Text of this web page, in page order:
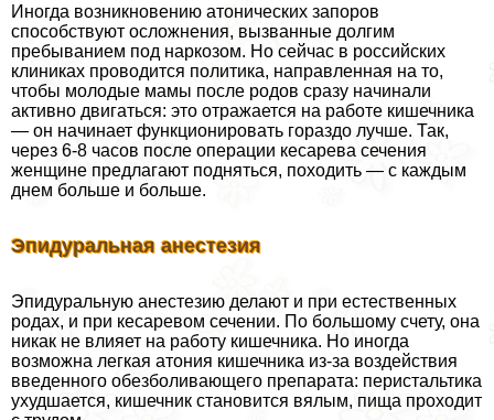
Иногда возникновению атонических запоров
способствуют осложнения, вызванные долгим
пребыванием под наркозом. Но сейчас в российских
клиниках проводится политика, направленная на то,
чтобы молодые мамы после родов сразу начинали
активно двигаться: это отражается на работе кишечника
— он начинает функционировать гораздо лучше. Так,
через 6-8 часов после операции кесарева сечения
женщине предлагают подняться, походить — с каждым
днем больше и больше.
Эпидypaльная анестезия
Эпидypaльную анестезию делают и при естественных
родах, и при кесаревом сечении. По большому счету, она
никак не влияет на работу кишечника. Но иногда
возможна легкая атония кишечника из-за воздействия
введенного обезболивающего препарата: перистальтика
ухудшается, кишечник становится вялым, пища проходит